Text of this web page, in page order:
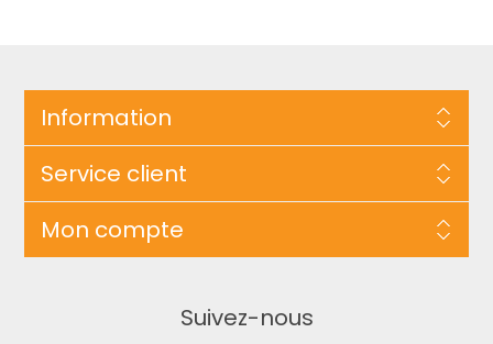
Information
Service client
Mon compte
Suivez-nous